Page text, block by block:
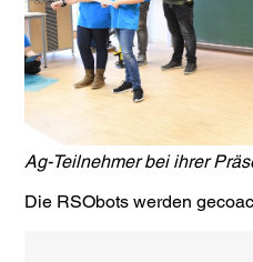
Ag-Teilnehmer bei ihrer
Die RSObots werden